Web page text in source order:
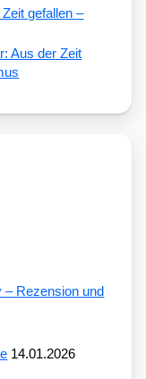
gefallen –
Aus der Zeit
– Rezension und
14.01.2026